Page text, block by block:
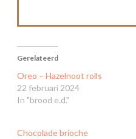
Gerelateerd
Oreo – Hazelnoot rolls
22 februari 2024
In "brood e.d."
Chocolade brioche